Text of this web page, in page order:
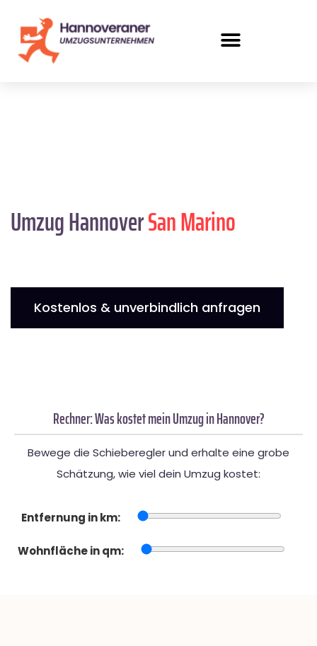
Umzug HannoverSan Marino
Kostenlos & unverbindlich anfragen
Rechner: Was kostet mein Umzug in Hannover?
Bewege die Schieberegler und erhalte eine grobe
Schätzung, wie viel dein Umzug kostet:
Entfernung in km:
Wohnfläche in qm: